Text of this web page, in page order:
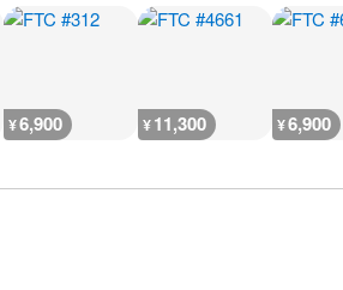
¥6,900 ¥11,300 ¥6,900